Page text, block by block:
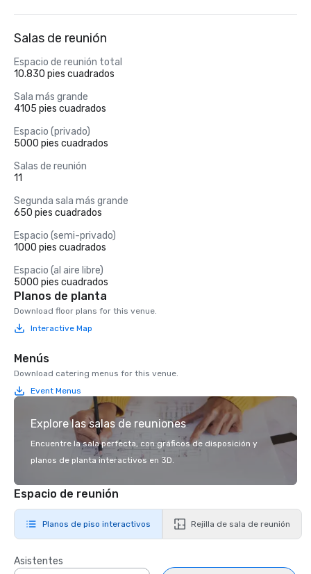
Salas de reunión
Espacio de reunión total
10.830 pies cuadrados
Sala más grande
4105 pies cuadrados
Espacio (privado)
5000 pies cuadrados
Salas de reunión
11
Segunda sala más grande
650 pies cuadrados
Espacio (semi-privado)
1000 pies cuadrados
Espacio (al aire libre)
5000 pies cuadrados
Planos de planta
Download floor plans for this venue.
Interactive Map
Menús
Download catering menus for this venue.
Event Menus
Explore las salas de reuniones
Encuentre la sala perfecta, con gráficos de disposición y
planos de planta interactivos en 3D.
Espacio de reunión
Planos de piso interactivos Rejilla de sala de reunión
Asistentes